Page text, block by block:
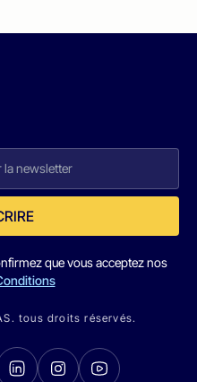
que vous acceptez nos
tous droits réservés.